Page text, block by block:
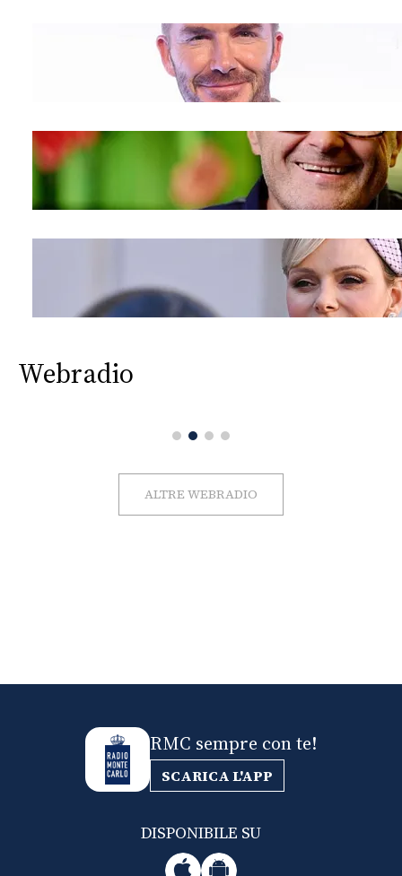
Webradio
ALTRE WEBRADIO
RMC sempre con te!
SCARICA L'APP
DISPONIBILE SU